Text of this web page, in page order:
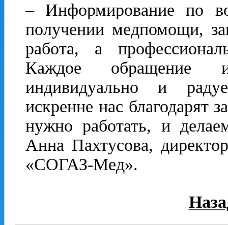
– Информирование по
получении медпомощи,
работа, а
Каждое обращение
индивидуально и
искренне нас благодарят
нужно работать, и
Анна Пахтусова,
«СОГАЗ-Мед».